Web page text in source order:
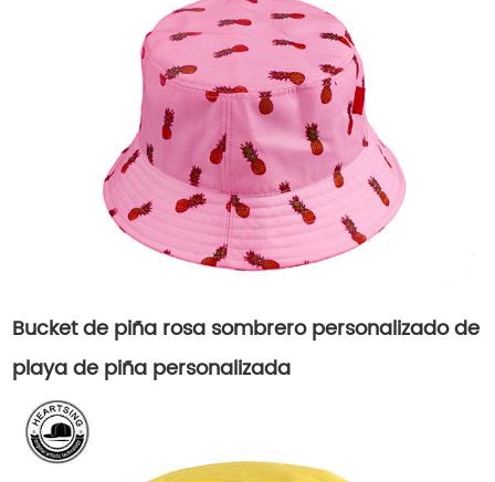
Bucket de piña rosa sombrero personalizado de
playa de piña personalizada